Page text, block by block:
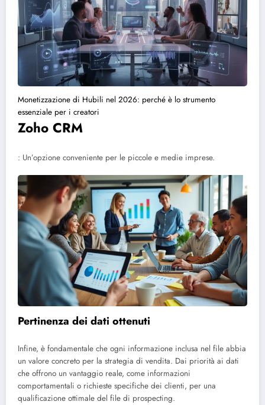
Monetizzazione di Hubili nel 2026: perché è lo strumento
essenziale per i creatori
Zoho CRM
: Un’opzione conveniente per le piccole e medie imprese.
Pertinenza dei dati ottenuti
Infine, è fondamentale che ogni informazione inclusa nel file abbia
un valore concreto per la strategia di vendita. Dai priorità ai dati
che offrono un vantaggio reale, come informazioni
comportamentali o richieste specifiche dei clienti, per una
qualificazione ottimale del file di prospecting.